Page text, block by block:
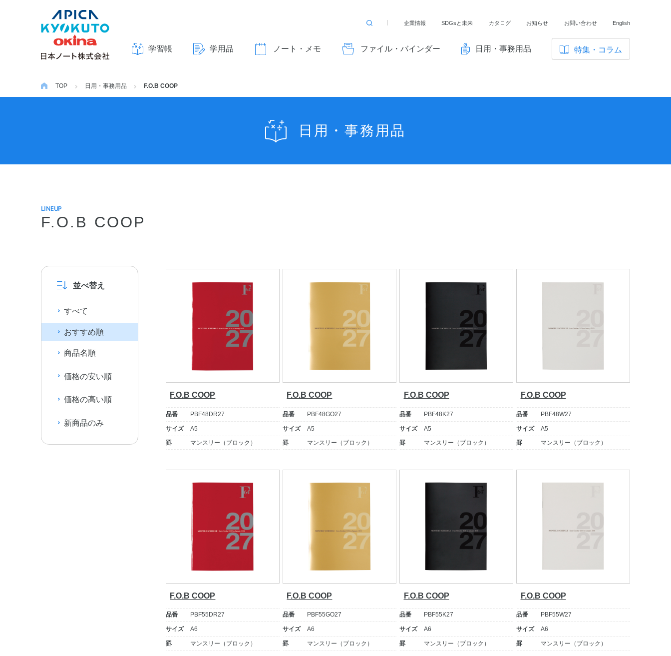
学習帳 学用品 ノート・メモ ファイル・バインダー 日用・事務用品 特集・コラム
検
る
企業情報 SDGsと未来 カタログ お知らせ お問い合わせ English
TOP 日用・事務用品 F.O.B COOP
日用・事務用品
LINEUP
F.O.B COOP
並べ替え
すべて
おすすめ順
商品名順
価格の安い順
価格の高い順
新商品のみ
F.O.B COOP
品番 PBF48DR27
サイズ A5
罫 マンスリー（ブロック）
F.O.B COOP
品番 PBF48GO27
サイズ A5
罫 マンスリー（ブロック）
F.O.B COOP
品番 PBF48K27
サイズ A5
罫 マンスリー（ブロック）
F.O.B COOP
品番 PBF48W27
サイズ A5
罫 マンスリー（ブロック）
F.O.B COOP
品番 PBF55DR27
サイズ A6
罫 マンスリー（ブロック）
F.O.B COOP
品番 PBF55GO27
サイズ A6
罫 マンスリー（ブロック）
F.O.B COOP
品番 PBF55K27
サイズ A6
罫 マンスリー（ブロック）
F.O.B COOP
品番 PBF55W27
サイズ A6
罫 マンスリー（ブロック）